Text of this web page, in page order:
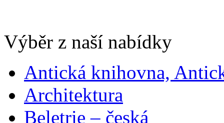
Výběr z naší nabídky
Antická knihovna,
Architektura
Beletrie – česká